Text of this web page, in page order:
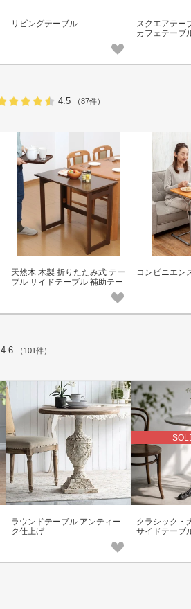
リビングテーブル
スクエアテ
カフェテーブ
4.5 （87件）
天然木 木製 折りたたみ式 テー
ブル サイドテーブル 補助テー
コンビニエン
4.6 （101件）
ラウンドテーブル アンティー
ク仕上げ
クラシック・
サイドテーブ